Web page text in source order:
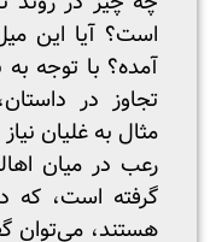
است؟ آیا این
آمده؟ با توجه به
تجاوز در
مثال به غلیان
رعب در میان
گرفته است، که
هستند، می‌توان